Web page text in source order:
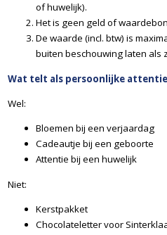
of huwelijk).
Het is geen geld of
De waarde (incl. btw) is
buiten beschouwing laten als
Wat telt als persoonlijke
Wel:
Bloemen bij een verjaardag
Cadeautje bij een geboorte
Attentie bij een huwelijk
Niet:
Kerstpakket
Chocolateletter voor